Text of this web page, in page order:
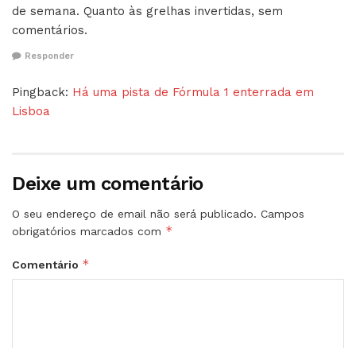
de semana. Quanto às grelhas invertidas, sem
comentários.
Responder
Pingback: Há uma pista de Fórmula 1 enterrada em
Lisboa
Deixe um comentário
O seu endereço de email não será publicado. Campos
obrigatórios marcados com *
Comentário *